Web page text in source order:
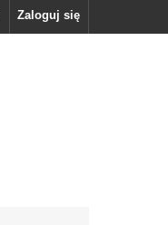
Zaloguj się